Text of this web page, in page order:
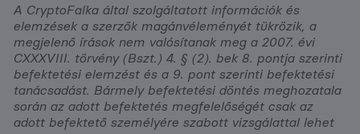
A CryptoFalka által szolgáltatott információk és
elemzések a szerzők magánvéleményét tükrözik, a
megjelenő írások nem valósítanak meg a 2007. évi
CXXXVIII. törvény (Bszt.) 4. § (2). bek 8. pontja szerinti
befektetési elemzést és a 9. pont szerinti befektetési
tanácsadást. Bármely befektetési döntés meghozatala
során az adott befektetés megfelelőségét csak az
adott befektető személyére szabott vizsgálattal lehet